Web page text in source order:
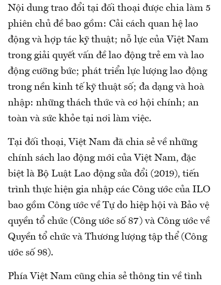
Nội dung trao đổi tại đối thoại được chia làm 5
phiên chủ đề bao gồm: Cải cách quan hệ lao
động và hợp tác kỹ thuật; nỗ lực của Việt Nam
trong giải quyết vấn đề lao động trẻ em và lao
động cưỡng bức; phát triển lực lượng lao động
trong nền kinh tế kỹ thuật số; đa dạng và hoà
nhập: những thách thức và cơ hội chính; an
toàn và sức khỏe tại nơi làm việc.
Tại đối thoại, Việt Nam đã chia sẻ về những
chính sách lao động mới của Việt Nam, đặc
biệt là Bộ Luật Lao động sửa đổi (2019), tiến
trình thực hiện gia nhập các Công ước của ILO
bao gồm Công ước về Tự do hiệp hội và Bảo vệ
quyền tổ chức (Công ước số 87) và Công ước về
Quyền tổ chức và Thương lượng tập thể (Công
ước số 98).
Phía Việt Nam cũng chia sẻ thông tin về tình